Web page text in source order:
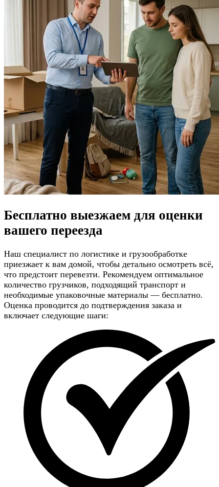
Бесплатно выезжаем для оценки
вашего переезда
Наш специалист по логистике и грузообработке
приезжает к вам домой, чтобы детально осмотреть всё,
что предстоит перевезти. Рекомендуем оптимальное
количество грузчиков, подходящий транспорт и
необходимые упаковочные материалы — бесплатно.
Оценка проводится до подтверждения заказа и
включает следующие шаги: